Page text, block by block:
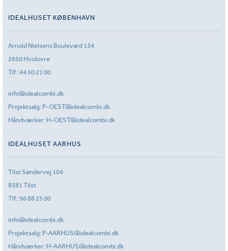
IDEALHUSET KØBENHAVN
Arnold Nielsens Boulevard 134
2650 Hvidovre
Tlf.:44 50 21 00
info@idealcombi.dk
Projektsalg: P-OEST@idealcombi.dk
Håndværker: H-OEST@idealcombi.dk
IDEALHUSET AARHUS
Tilst Søndervej 104
8381 Tilst
Tlf.:96 88 25 00
info@idealcombi.dk
Projektsalg: P-AARHUS@idealcombi.dk
Håndværker: H-AARHUS@idealcombi.dk